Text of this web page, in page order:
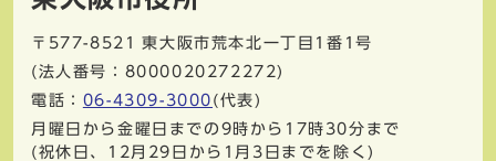
〒577-8521
東大阪市荒本北一丁目1番1号
(法人番号：8000020272272)
電話： 06-4309-3000 (代表)
月曜日から金曜日までの9時から17時30分まで
(祝休日、12月29日から1月3日までを除く)